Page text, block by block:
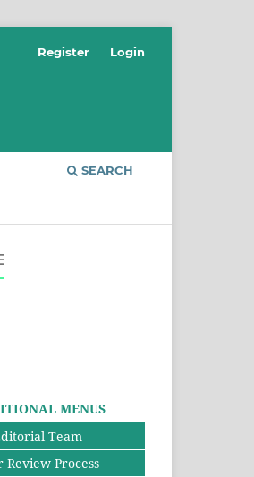
SEARCH
Register Login
MENUS
Team
Review Process